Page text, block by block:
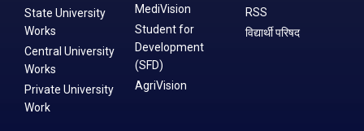
State University
Works
Central University
Works
Private University
Work
MediVision
Student for
Development
(SFD)
AgriVision
RSS
विद्यार्थी परिषद